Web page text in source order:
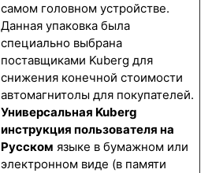
самом головном устройстве.
Данная упаковка была
специально выбрана
поставщиками Kuberg для
снижения конечной стоимости
автомагнитолы для покупателей.
Универсальная Kuberg
инструкция пользователя на
Русском языке в бумажном или
электронном виде (в памяти